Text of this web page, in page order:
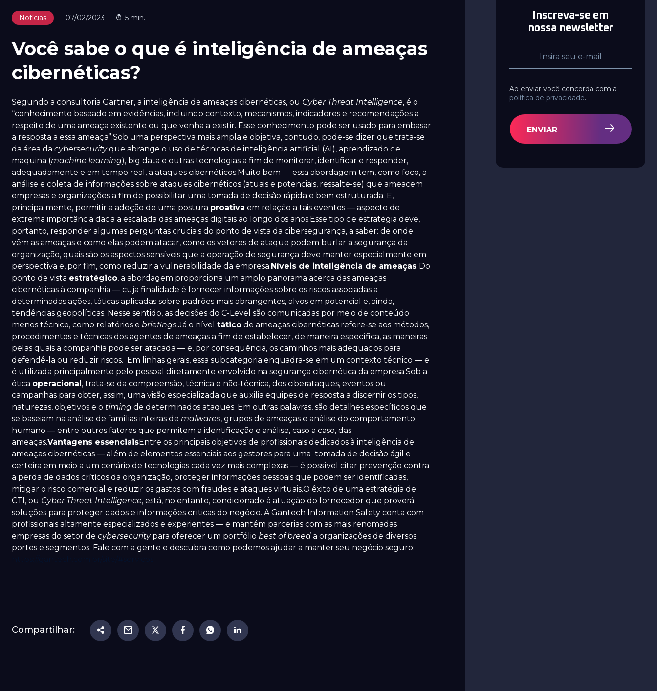
Notícias 07/02/2023 5 min.
Você sabe o que é inteligência de ameaças
cibernéticas?
Segundo a consultoria Gartner, a inteligência de ameaças cibernéticas, ou Cyber Threat Intelligence, é o
“conhecimento baseado em evidências, incluindo contexto, mecanismos, indicadores e recomendações a
respeito de uma ameaça existente ou que venha a existir. Esse conhecimento pode ser usado para embasar
a resposta a essa ameaça”.Sob uma perspectiva mais ampla e objetiva, contudo, pode-se dizer que trata-se
da área da cybersecurityque abrange o uso de técnicas de inteligência artificial (AI), aprendizado de
máquina (machine learning), big data e outras tecnologias a fim de monitorar, identificar e responder,
adequadamente e em tempo real, a ataques cibernéticos.Muito bem — essa abordagem tem, como foco, a
análise e coleta de informações sobre ataques cibernéticos (atuais e potenciais, ressalte-se) que ameacem
empresas e organizações a fim de possibilitar uma tomada de decisão rápida e bem estruturada. E,
principalmente, permitir a adoção de uma postura proativa em relação a tais eventos — aspecto de
extrema importância dada a escalada das ameaças digitais ao longo dos anos.Esse tipo de estratégia deve,
portanto, responder algumas perguntas cruciais do ponto de vista da cibersegurança, a saber: de onde
vêm as ameaças e como elas podem atacar, como os vetores de ataque podem burlar a segurança da
organização, quais são os aspectos sensíveis que a operação de segurança deve manter especialmente em
perspectiva e, por fim, como reduzir a vulnerabilidade da empresa.Níveis de inteligência de ameaças Do
ponto de vista estratégico, a abordagem proporciona um amplo panorama acerca das ameaças
cibernéticas à companhia — cuja finalidade é fornecer informações sobre os riscos associadas a
determinadas ações, táticas aplicadas sobre padrões mais abrangentes, alvos em potencial e, ainda,
tendências geopolíticas. Nesse sentido, as decisões do C-Level são comunicadas por meio de conteúdo
menos técnico, como relatórios e briefings.Já o nível tático de ameaças cibernéticas refere-se aos métodos,
procedimentos e técnicas dos agentes de ameaças a fim de estabelecer, de maneira específica, as maneiras
pelas quais a companhia pode ser atacada — e, por consequência, os caminhos mais adequados para
defendê-la ou reduzir riscos. Em linhas gerais, essa subcategoria enquadra-se em um contexto técnico — e
é utilizada principalmente pelo pessoal diretamente envolvido na segurança cibernética da empresa.Sob a
ótica operacional, trata-se da compreensão, técnica e não-técnica, dos ciberataques, eventos ou
campanhas para obter, assim, uma visão especializada que auxilia equipes de resposta a discernir os tipos,
naturezas, objetivos e o timing de determinados ataques. Em outras palavras, são detalhes específicos que
se baseiam na análise de famílias inteiras de malwares, grupos de ameaças e análise do comportamento
humano — entre outros fatores que permitem a identificação e análise, caso a caso, das
ameaças.Vantagens essenciaisEntre os principais objetivos de profissionais dedicados à inteligência de
ameaças cibernéticas — além de elementos essenciais aos gestores para uma tomada de decisão ágil e
certeira em meio a um cenário de tecnologias cada vez mais complexas — é possível citar prevenção contra
a perda de dados críticos da organização, proteger informações pessoais que podem ser identificadas,
mitigar o risco comercial e reduzir os gastos com fraudes e ataques virtuais.O êxito de uma estratégia de
CTI, ou Cyber Threat Intelligence, está, no entanto, condicionado à atuação do fornecedor que proverá
soluções para proteger dados e informações críticas do negócio. A Gantech Information Safety conta com
profissionais altamente especializados e experientes — e mantém parcerias com as mais renomadas
empresas do setor de cybersecuritypara oferecer um portfólio best of breed a organizações de diversos
portes e segmentos. Fale com a gente e descubra como podemos ajudar a manter seu negócio seguro:
Compartilhar:
Inscreva-se em
nossa newsletter
Ao enviar você concorda com a
política de privacidade.
ENVIAR